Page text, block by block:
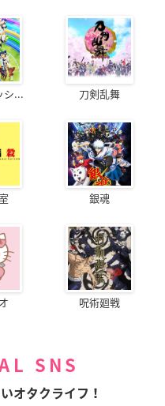
シ... 刀剣乱舞
銀魂
呪術廻戦
SNS
オタクライフ！